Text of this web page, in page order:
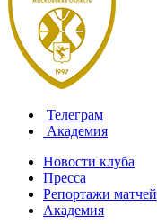
Телеграм
Академия
Новости клуба
Пресса
Репортажи матчей
Академия